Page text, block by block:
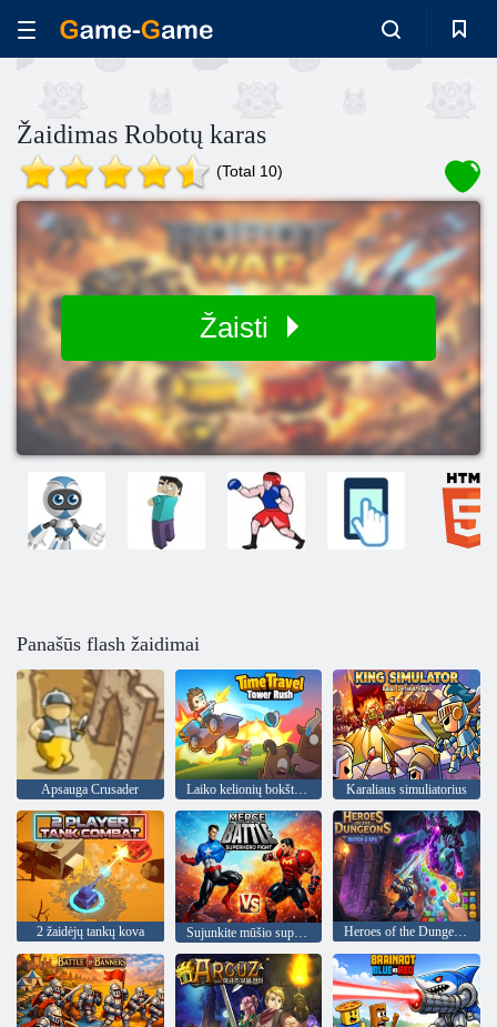
Žaidimas Robotų karas
(Total 10)
Žaisti
Panašūs flash žaidimai
Apsauga Crusader Laiko kelionių bokšto skubėjimas Karaliaus simuliatorius
2 žaidėjų tankų kova Sujunkite mūšio superherojų kovą Heroes of the Dungeons: Match-3 RPG